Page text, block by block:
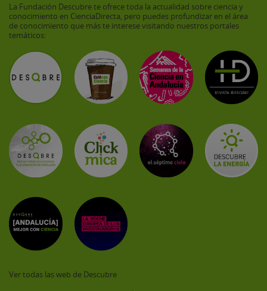
La Fundación Descubre te ofrece toda la actualidad sobre ciencia y
conocimiento en CienciaDirecta, pero puedes profundizar en el área
de conocimiento que más te interese visitando nuestros portales
temáticos:
Ver todas las web de Descubre